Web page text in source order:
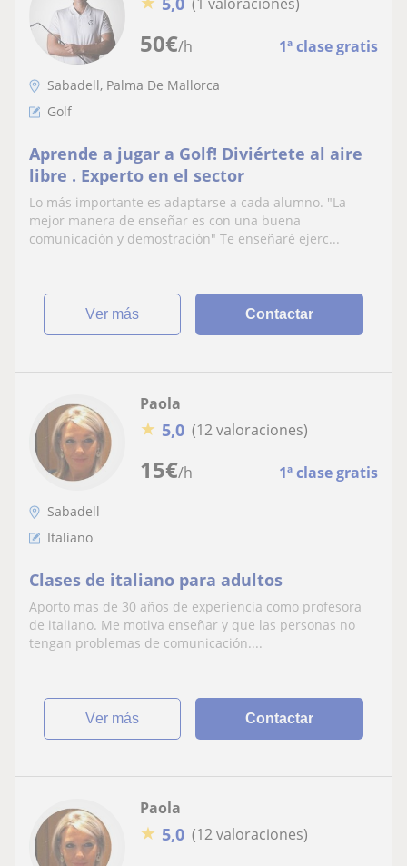
50€/h 1ª clase gratis
Sabadell, Palma De Mallorca
Golf
Aprende a jugar a Golf! Diviértete al aire
libre . Experto en el sector
Lo más importante es adaptarse a cada alumno. "La
mejor manera de enseñar es con una buena
comunicación y demostración" Te enseñaré ejerc...
ver más Contactar
15€/h 1ª clase gratis
Paola
★ 5,0 (12 valoraciones)
Sabadell
Italiano
Clases de italiano para adultos
Aporto mas de 30 años de experiencia como profesora
de italiano. Me motiva enseñar y que las personas no
tengan problemas de comunicación....
ver más Contactar
Paola
★ 5,0 (12 valoraciones)